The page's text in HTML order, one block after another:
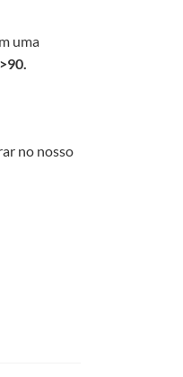
uma
no nosso